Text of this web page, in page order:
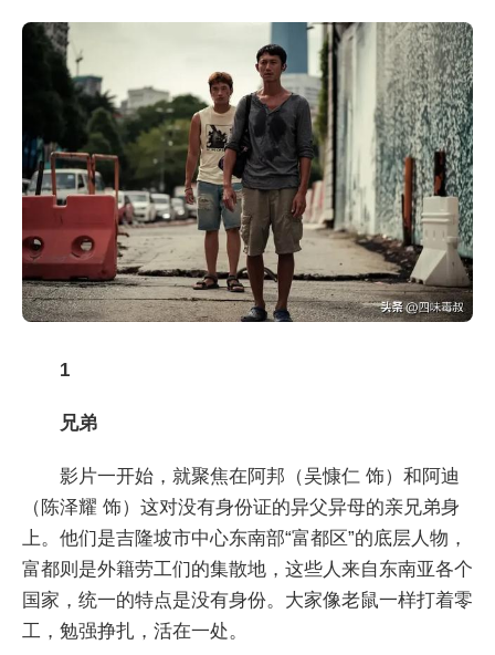
1
兄弟
影片一开始，就聚焦在阿邦（吴慷仁 饰）和阿迪
（陈泽耀 饰）这对没有身份证的异父异母的亲兄弟身
上。他们是吉隆坡市中心东南部“富都区”的底层人物，
富都则是外籍劳工们的集散地，这些人来自东南亚各个
国家，统一的特点是没有身份。大家像老鼠一样打着零
工，勉强挣扎，活在一处。